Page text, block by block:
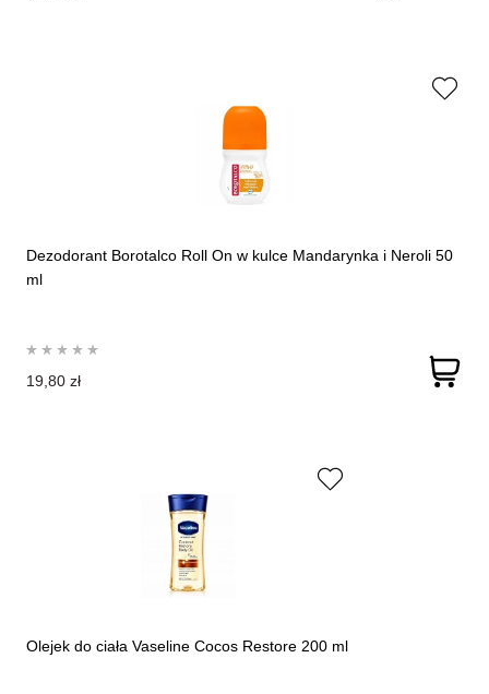
Dezodorant Borotalco Roll On w kulce Mandarynka i Neroli 50
ml
19,80 zł
Olejek do ciała Vaseline Cocos Restore 200 ml